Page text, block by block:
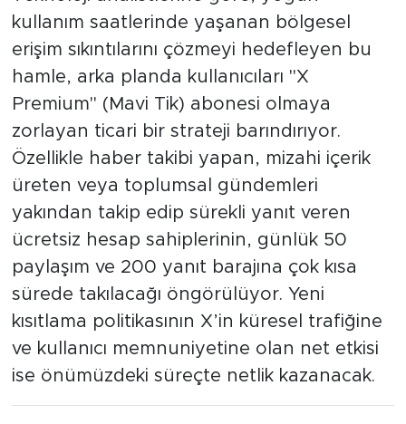
kullanım saatlerinde yaşanan bölgesel
erişim sıkıntılarını çözmeyi hedefleyen bu
hamle, arka planda kullanıcıları "X
Premium" (Mavi Tik) abonesi olmaya
zorlayan ticari bir strateji barındırıyor.
Özellikle haber takibi yapan, mizahi içerik
üreten veya toplumsal gündemleri
yakından takip edip sürekli yanıt veren
ücretsiz hesap sahiplerinin, günlük 50
paylaşım ve 200 yanıt barajına çok kısa
sürede takılacağı öngörülüyor. Yeni
kısıtlama politikasının X’in küresel trafiğine
ve kullanıcı memnuniyetine olan net etkisi
ise önümüzdeki süreçte netlik kazanacak.